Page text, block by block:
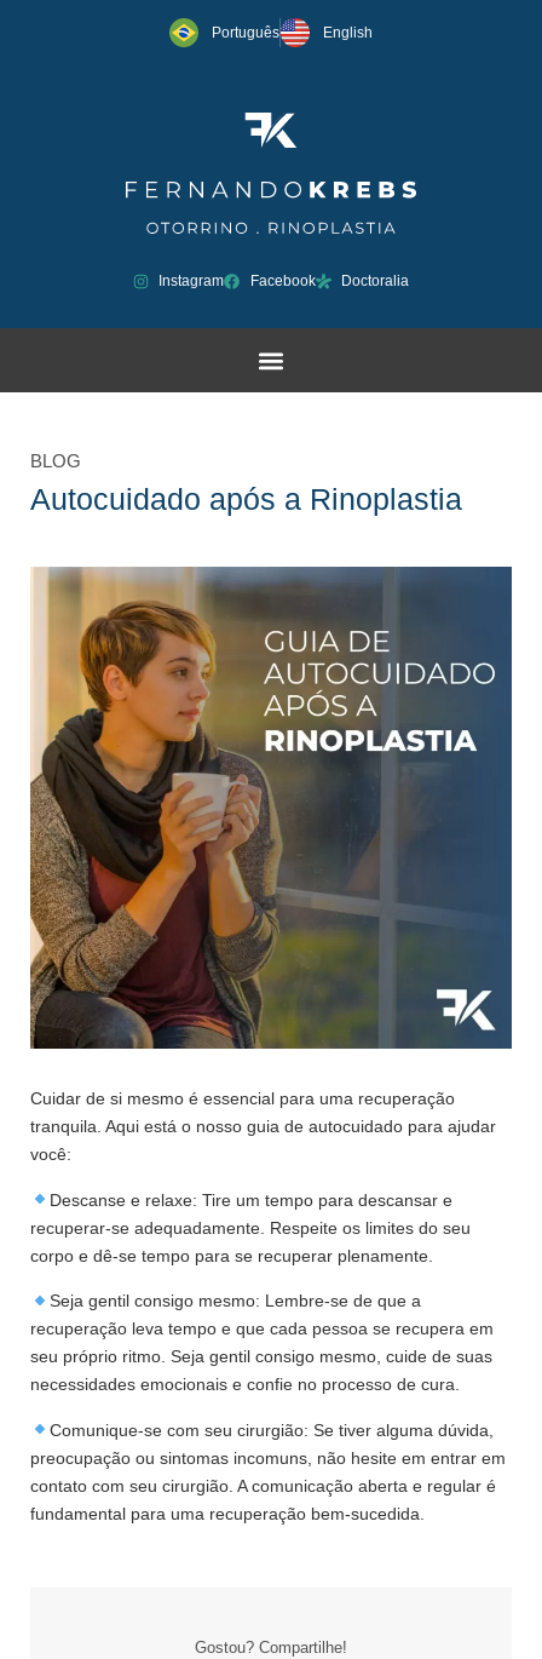
Português English
Instagram Facebook Doctoralia
BLOG
Autocuidado após a Rinoplastia
Cuidar de si mesmo é essencial para uma recuperação
tranquila. Aqui está o nosso guia de autocuidado para ajudar
você:
Descanse e relaxe: Tire um tempo para descansar e
recuperar-se adequadamente. Respeite os limites do seu
corpo e dê-se tempo para se recuperar plenamente.
Seja gentil consigo mesmo: Lembre-se de que a
recuperação leva tempo e que cada pessoa se recupera em
seu próprio ritmo. Seja gentil consigo mesmo, cuide de suas
necessidades emocionais e confie no processo de cura.
Comunique-se com seu cirurgião: Se tiver alguma dúvida,
preocupação ou sintomas incomuns, não hesite em entrar em
contato com seu cirurgião. A comunicação aberta e regular é
fundamental para uma recuperação bem-sucedida.
Gostou? Compartilhe!